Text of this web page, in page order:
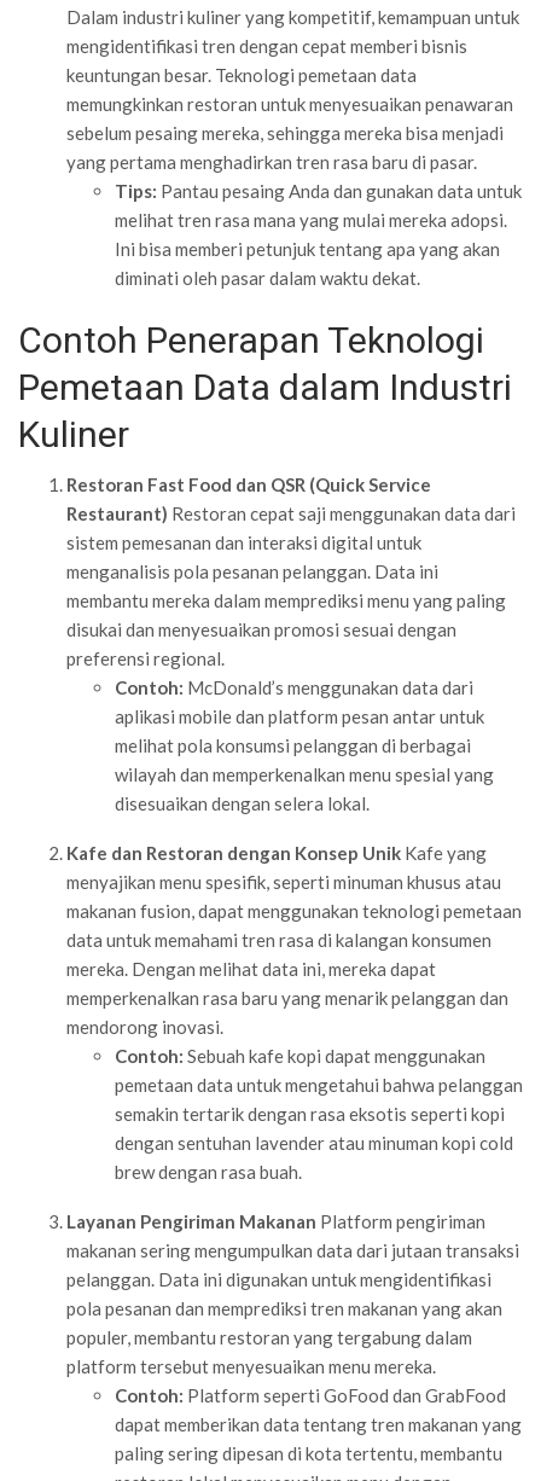
Dalam industri kuliner yang kompetitif, kemampuan untuk
mengidentifikasi tren dengan cepat memberi bisnis
keuntungan besar. Teknologi pemetaan data
memungkinkan restoran untuk menyesuaikan penawaran
sebelum pesaing mereka, sehingga mereka bisa menjadi
yang pertama menghadirkan tren rasa baru di pasar.
Tips: Pantau pesaing Anda dan gunakan data untuk
melihat tren rasa mana yang mulai mereka adopsi.
Ini bisa memberi petunjuk tentang apa yang akan
diminati oleh pasar dalam waktu dekat.
Contoh Penerapan Teknologi
Pemetaan Data dalam Industri
Kuliner
Restoran Fast Food dan QSR (Quick Service
Restaurant) Restoran cepat saji menggunakan data dari
sistem pemesanan dan interaksi digital untuk
menganalisis pola pesanan pelanggan. Data ini
membantu mereka dalam memprediksi menu yang paling
disukai dan menyesuaikan promosi sesuai dengan
preferensi regional.
Contoh: McDonald’s menggunakan data dari
aplikasi mobile dan platform pesan antar untuk
melihat pola konsumsi pelanggan di berbagai
wilayah dan memperkenalkan menu spesial yang
disesuaikan dengan selera lokal.
Kafe dan Restoran dengan Konsep Unik Kafe yang
menyajikan menu spesifik, seperti minuman khusus atau
makanan fusion, dapat menggunakan teknologi pemetaan
data untuk memahami tren rasa di kalangan konsumen
mereka. Dengan melihat data ini, mereka dapat
memperkenalkan rasa baru yang menarik pelanggan dan
mendorong inovasi.
Contoh: Sebuah kafe kopi dapat menggunakan
pemetaan data untuk mengetahui bahwa pelanggan
semakin tertarik dengan rasa eksotis seperti kopi
dengan sentuhan lavender atau minuman kopi cold
brew dengan rasa buah.
Layanan Pengiriman Makanan Platform pengiriman
makanan sering mengumpulkan data dari jutaan transaksi
pelanggan. Data ini digunakan untuk mengidentifikasi
pola pesanan dan memprediksi tren makanan yang akan
populer, membantu restoran yang tergabung dalam
platform tersebut menyesuaikan menu mereka.
Contoh: Platform seperti GoFood dan GrabFood
dapat memberikan data tentang tren makanan yang
paling sering dipesan di kota tertentu, membantu